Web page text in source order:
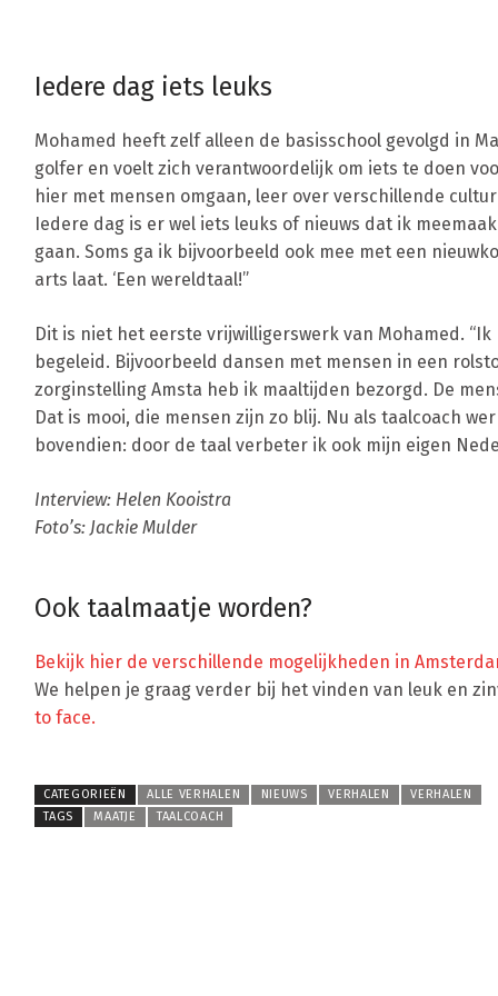
Iedere dag iets leuks
Mohamed heeft zelf alleen de basisschool gevolgd in
golfer en voelt zich verantwoordelijk om iets te doen
hier met mensen omgaan, leer over verschillende
Iedere dag is er wel iets leuks of nieuws dat ik
gaan. Soms ga ik bijvoorbeeld ook mee met een
arts laat. ‘Een wereldtaal!”
Dit is niet het eerste vrijwilligerswerk van Mohamed.
begeleid. Bijvoorbeeld dansen met mensen in een
zorginstelling Amsta heb ik maaltijden bezorgd. De
Dat is mooi, die mensen zijn zo blij. Nu als taalcoach
bovendien: door de taal verbeter ik ook mijn eigen
Interview: Helen Kooistra
Foto’s: Jackie Mulder
Ook taalmaatje worden?
Bekijk hier de verschillende mogelijkheden in
We helpen je graag verder bij het vinden van leuk en
to face.
CATEGORIEËN ALLE VERHALEN NIEUWS VERHALEN
VERHALEN
TAGS
MAATJE TAALCOACH